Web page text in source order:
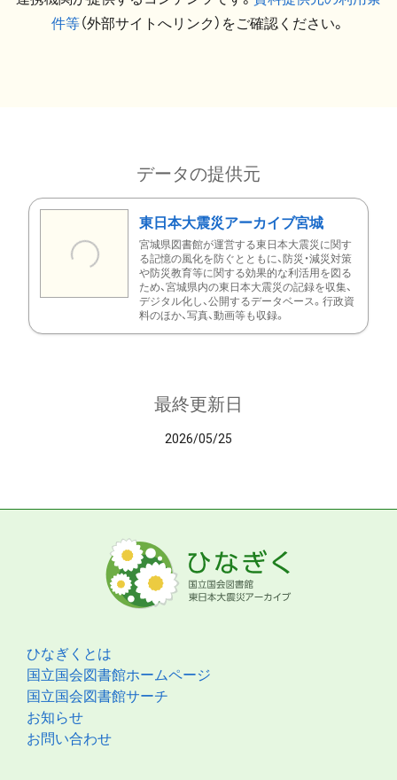
件等（外部サイトへリンク）をご確認ください。
データの提供元
東日本大震災アーカイブ宮城
宮城県図書館が運営する東日本大震災に関す
る記憶の風化を防ぐとともに、防災・減災対策
や防災教育等に関する効果的な利活用を図る
ため、宮城県内の東日本大震災の記録を収集、
デジタル化し、公開するデータベース。行政資
料のほか、写真、動画等も収録。
最終更新日
2026/05/25
ひなぎくとは
国立国会図書館ホームページ
国立国会図書館サーチ
お知らせ
お問い合わせ